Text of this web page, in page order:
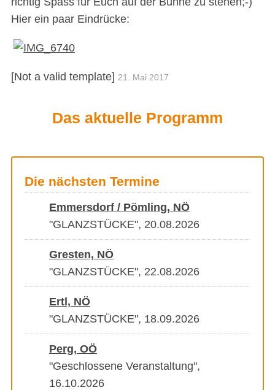
Hier ein paar Eindrücke:
[Not a valid template] 21. Mai 2017
Das aktuelle Programm
Die nächsten Termine
Emmersdorf / Pömling, NÖ
"GLANZSTÜCKE", 20.08.2026
Gresten, NÖ
"GLANZSTÜCKE", 22.08.2026
Ertl, NÖ
"GLANZSTÜCKE", 18.09.2026
Perg, OÖ
"Geschlossene Veranstaltung",
16.10.2026